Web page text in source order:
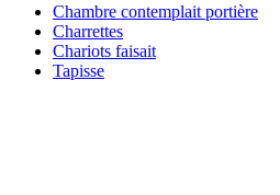
Chambre contemplait portière
Charrettes
Chariots faisait
Tapisse